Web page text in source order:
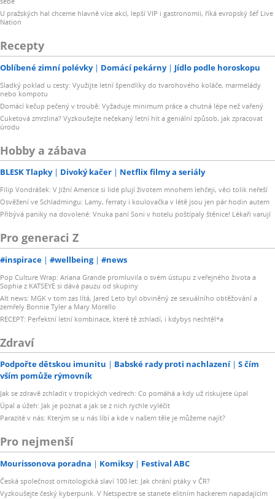
U pražských hal chceme hlavně více akcí, lepší VIP i gastronomii, říká evropský šéf Live
Nation
Recepty
Oblíbené zimní polévky Domácí pekárny Jídlo podle horoskopu
Sladký poklad u cesty: Využijte letní špendlíky do tvarohového koláče, marmelády
nebo kompotu
Domácí kečup pečený v troubě: Vyžaduje minimum práce a chutná lépe než vařený
Cuketová zmrzlina? Vyzkoušejte nečekaný letní hit a geniální způsob, jak zpracovat
úrodu
Hobby a zábava
BLESK Tlapky Divoký kačer Netflix filmy a seriály
Filip Vondrášek: V Jižní Americe si lidé plují životem mnohem lehčeji, věci tolik neřeší
Osvěžení ve Schladmingu: Lamy, ferraty i koulovačka v létě jsou jen pár hodin autem
Přibývá paniky na dovolené: Vnuka paní Soni v hotelu poštípaly štěnice! Lékaři varují
Pro generaci Z
#inspirace #wellbeing #news
Pop Culture Wrap: Ariana Grande promluvila o svém ústupu z veřejného života a
Sophia z KATSEYE si dává pauzu od skupiny
Alt news: MGK v tom zas lítá, Jared Leto byl obviněný ze sexuálního obtěžování a
zemřely Bonnie Tyler a Mary Morello
RECEPT: Perfektní letní kombinace, které tě zchladí, i kdybys nechtěl*a
Zdraví
Podpořte dětskou imunitu Babské rady proti nachlazení
S čím
vším pomůže rýmovník
Jak se zdravě zchladit v tropických vedrech: Co pomáhá a kdy už riskujete úpal
Úpal a úžeh: Jak je poznat a jak se z nich rychle vyléčit
Parazité v nás: Kterým se u nás líbí a kde v našem těle je můžeme najít?
Pro nejmenší
Mourissonova poradna Komiksy Festival ABC
Česká společnost ornitologická slaví 100 let: Jak chrání ptáky v ČR?
Vyzkoušejte český kyberpunk. V Netspectre se stanete elitním hackerem napadajícím